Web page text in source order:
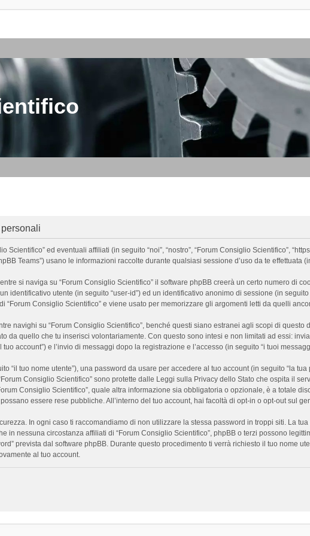
ed eventuali affiliati (in seguito “noi”, “nostro”, “Forum Consiglio Scientifico”,
Teams”) usano le informazioni raccolte durante qualsiasi sessione d’uso da te effettuata
si naviga su “Forum Consiglio Scientifico” il software phpBB creerà un certo numero di
identificativo utente (in seguito “user-id”) ed un identificativo anonimo di sessione (in
“Forum Consiglio Scientifico” e viene usato per memorizzare gli argomenti letti da quelli
navighi su “Forum Consiglio Scientifico”, benché questi siano estranei agli scopi di
da quello che tu inserisci volontariamente. Con questo sono intesi e non limitati ad essi:
account”) e l’invio di messaggi dopo la registrazione e l’accesso (in seguito “i tuoi
“il tuo nome utente”), una password da usare per accedere al tuo account (in seguito “la
Consiglio Scientifico” sono protette dalle Leggi sulla Privacy dello Stato che ospita il
Consiglio Scientifico”, quale altra informazione sia obbligatoria o opzionale, è a totale
essere rese pubbliche. All’interno del tuo account, hai facoltà di opt-in o opt-out sul
In ogni caso ti raccomandiamo di non utilizzare la stessa password in troppi siti. La
in nessuna circostanza affiliati di “Forum Consiglio Scientifico”, phpBB o terzi possono
prevista dal software phpBB. Durante questo procedimento ti verrà richiesto il tuo nome
al tuo account.